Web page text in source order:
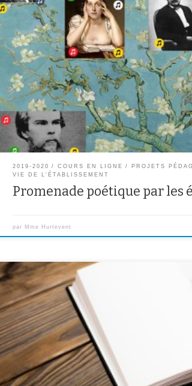
élèves de 6B ont choisi leur poème favori parmi ceux
pédagogique » pendant le confinement, pour le lire à
accompagnement sonore. Cliquez sur le lien ci-
Rimbaud, Verlaine ou Marceline Débordes-Valmore
2019-2020 COURS EN LIGNE
PROJETS
VIE DE L'ÉTABLISSEMENT
Promenade poétique par les
par Mme Hurtevent
les textes que le coronavirus et le confinement ont
de transposer notre situation en fiction en réalisant des
a inspirés. Bravo à eux pour leur inventivité ! Mme